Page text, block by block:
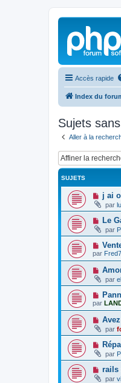
Accès rapide
Index du
Sujets
Aller à la
SUJETS
N
o
u
v
e
a
u
m
e
s
a
g
e
j ai
par
N
u
v
a
u
m
e
s
s
a
g
e
Le
par
N
o
u
e
a
u
m
e
s
a
g
e
par
N
u
v
e
a
u
m
e
s
s
a
g
e
par
N
o
u
e
a
u
m
e
s
a
g
par
N
u
v
e
a
u
m
e
par
N
u
e
a
par
Nrails
par